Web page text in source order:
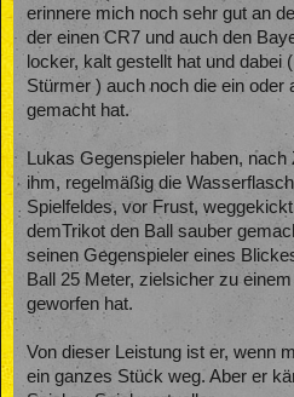
erinnere mich noch sehr gut an
der einen CR7 und auch den
locker, kalt gestellt hat und dabei
Stürmer ) auch noch die ein oder
gemacht hat.
Lukas Gegenspieler haben,
ihm, regelmäßig die
Spielfeldes, vor Frust,
demTrikot den Ball sauber
seinen Gegenspieler eines
Ball 25 Meter, zielsicher zu
geworfen hat.
Von dieser Leistung ist er, wenn
ein ganzes Stück weg. Aber er